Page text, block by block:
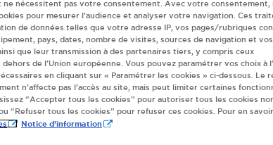
Antargaz
SUR AUDRY
BREUIL
SUR AUDRY
PARC
nécessitent pas votre consentement. Avec votre consentement,
pour mesurer l’audience et analyser votre navigation. Ces
de données telles que votre adresse IP, vos pages/rubriques
pays, dates, nombre de visites, sources de navigation et vos
que leur transmission à des partenaires tiers, y compris ceux
de l’Union européenne. Vous pouvez paramétrer vos choix à
en cliquant sur « Paramétrer les cookies » ci-dessous. Le
n’affecte pas l’accès au site, mais peut limiter certaines
“Accepter tous les cookies” pour autoriser tous les cookies
“Refuser tous les cookies” pour refuser ces cookies. Pour en
Notice d'information